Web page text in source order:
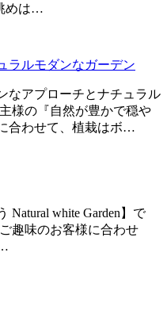
めは…
ラルモダンなガーデン
なアプローチとナチュラル
様の『自然が豊かで穏や
合わせて、植栽はボ…
Natural white Garden】で
趣味のお客様に合わせ